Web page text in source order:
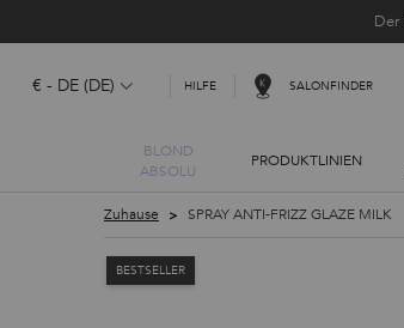
€ - DE (DE) HILFE SALONFINDER
BLOND
ABSOLU
PRODUKTLINIEN
Zuhause SPRAY ANTI-FRIZZ GLAZE MILK
BESTSELLER